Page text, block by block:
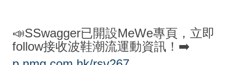
📣SSwagger已開設MeWe專頁，立即
follow接收波鞋潮流運動資訊！➡️